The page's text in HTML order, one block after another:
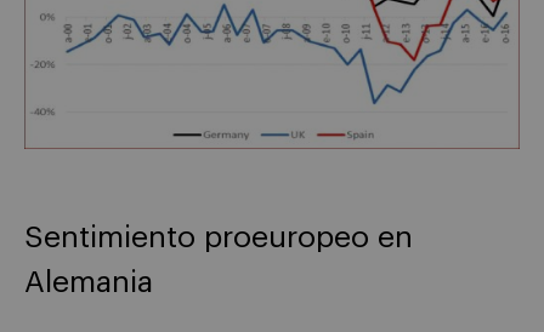
Sentimiento proeuropeo en
Alemania